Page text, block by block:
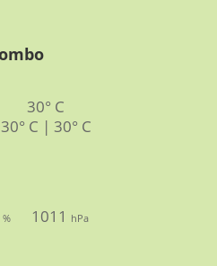
30° C
30° C | 30° C
% 1011 hPa